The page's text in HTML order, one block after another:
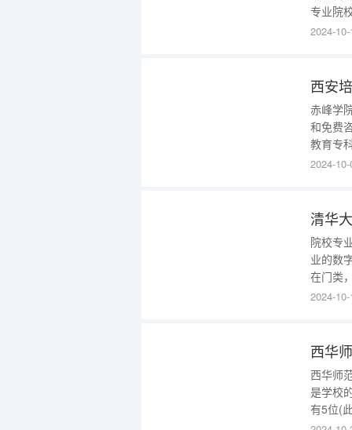
专业院
班类（
2024-
西安
赤峰学
和免费
教育专
招生对
2024-
清华
院校专
业的数
在门类
学的院
2024-
西华
西华师
是学校
有5位(
高校在